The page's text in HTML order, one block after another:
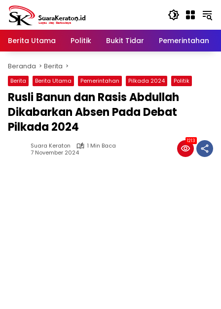
Langsung
konten
Berita Utama
Politik Bukit Tidar Pemerintahan
Beranda Berita
Berita Berita Utama Pemerintahan Pilkada 2024 Politik
Rusli Banun dan Rasis Abdullah
Dikabarkan Absen Pada Debat
Pilkada 2024
Suara Keraton
1 Min Baca
7 November 2024
1213